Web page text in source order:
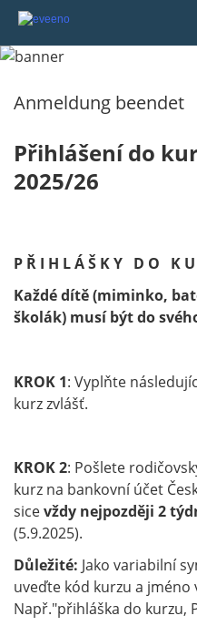
Anmeldung beendet
Přihlášení do
2025/26
P Ř I H L Á Š K Y D O K U
Každé dítě (miminko,
školák) musí být do
KROK 1: Vyplňte
kurz zvlášť.
KROK 2: Pošlete
kurz na bankovní účet
sicevždy nejpozději 2
(5.9.2025).
Důležité: Jako variabilní
uveďte kód kurzu a jméno
Např."přihláška do kurzu,